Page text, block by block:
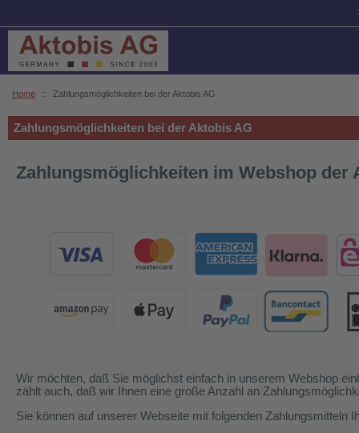
Home :: Zahlungsmöglichkeiten bei der Aktobis AG
Zahlungsmöglichkeiten bei der Aktobis AG
Zahlungsmöglichkeiten im Webshop der
Wir möchten, daß Sie möglichst einfach in unserem Webshop
zählt auch, daß wir Ihnen eine große Anzahl an
Sie können auf unserer Webseite mit folgenden Zahlungsmitteln